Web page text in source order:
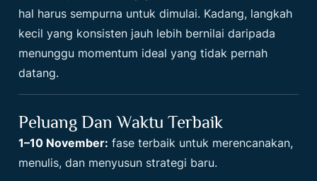
hal harus sempurna untuk dimulai. Kadang, langkah
kecil yang konsisten jauh lebih bernilai daripada
menunggu momentum ideal yang tidak pernah
datang.
Peluang Dan Waktu Terbaik
1–10 November: fase terbaik untuk merencanakan,
menulis, dan menyusun strategi baru.